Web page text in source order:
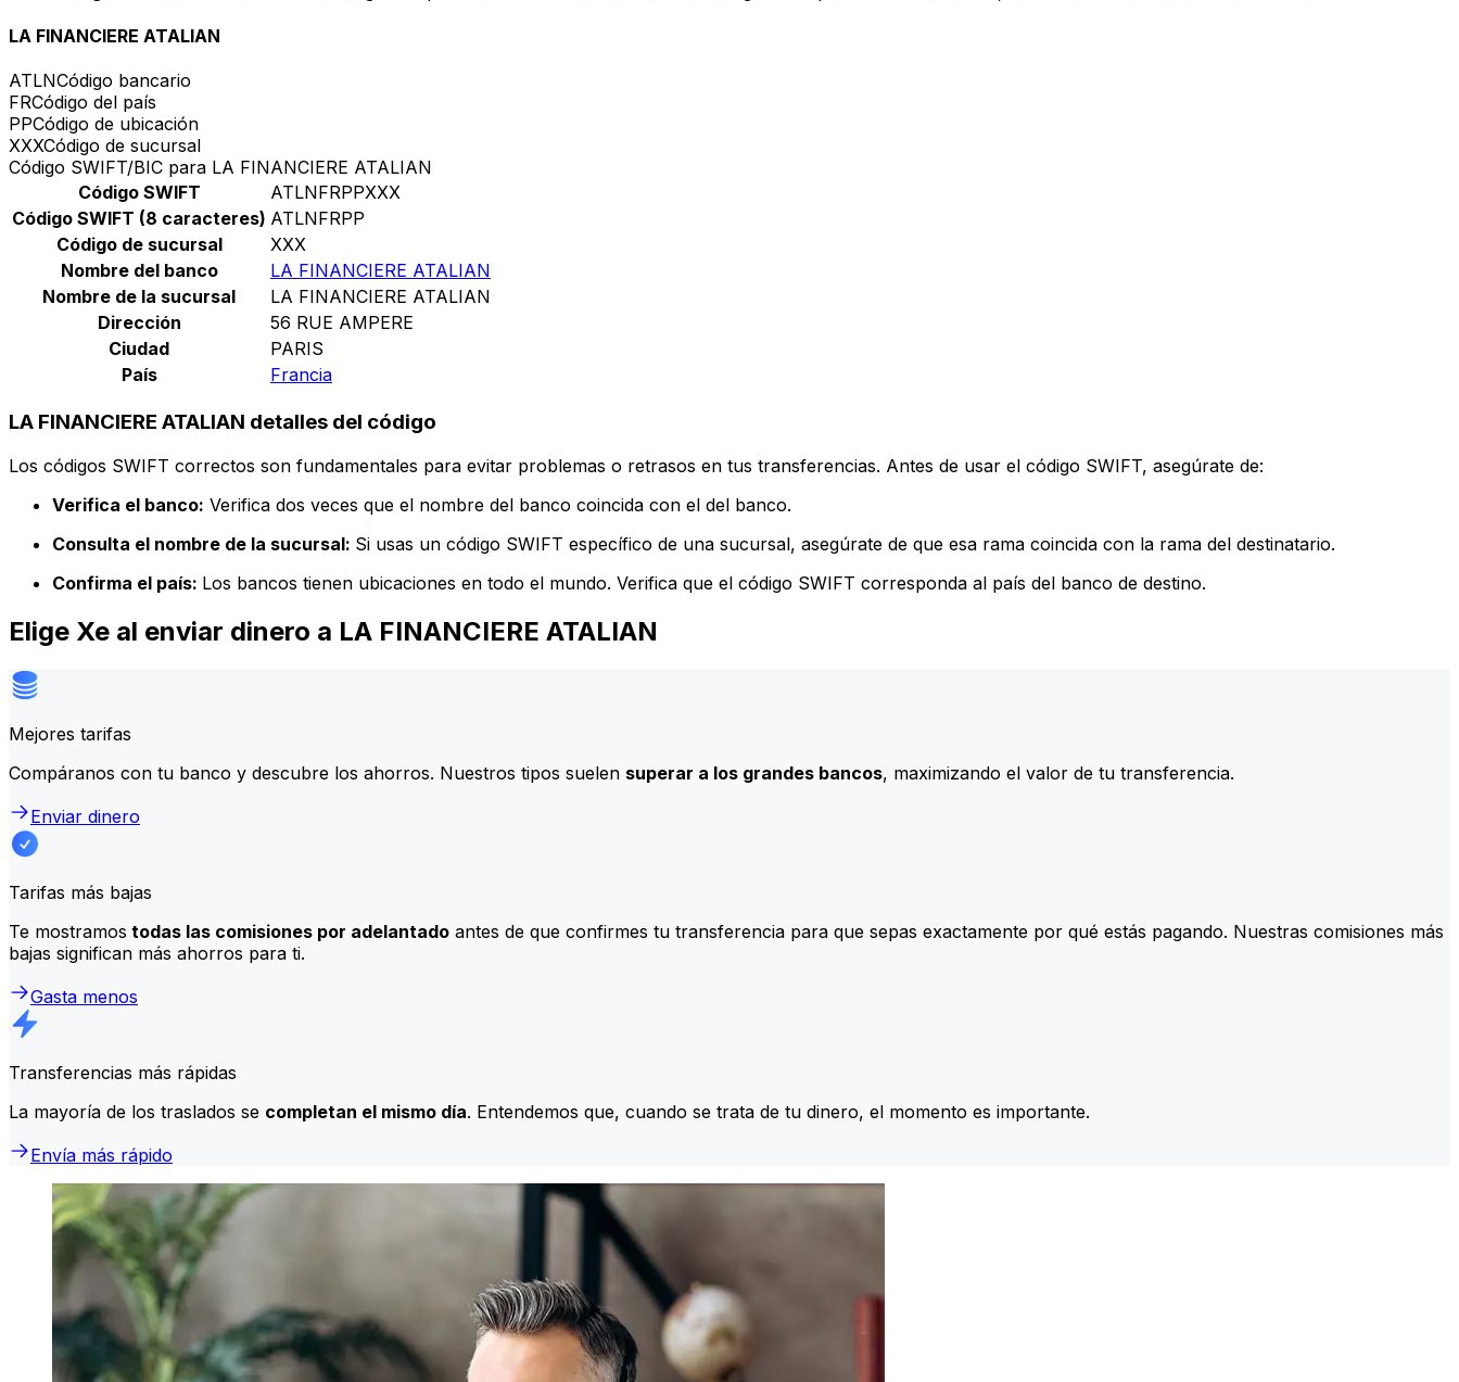
LA FINANCIERE ATALIAN
ATLNCódigo bancario
FRCódigo del país
PPCódigo de ubicación
XXXCódigo de sucursal
Código SWIFT/BIC para LA FINANCIERE ATALIAN
Código SWIFT
ATLNFRPPXXX
Código SWIFT (8 caracteres) ATLNFRPP
Código de sucursal
XXX
Nombre del banco
LA FINANCIERE ATALIAN
Nombre de la sucursal
LA FINANCIERE ATALIAN
Dirección
56 RUE AMPERE
Ciudad
PARIS
País
Francia
LA FINANCIERE ATALIAN detalles del código
Los códigos SWIFT correctos son fundamentales para evitar problemas o retrasos en tus transferencias. Antes de usar el código SWIFT, asegúrate de:
Verifica el banco: Verifica dos veces que el nombre del banco coincida con el del banco.
Consulta el nombre de la sucursal: Si usas un código SWIFT específico de una sucursal, asegúrate de que esa rama coincida con la rama del destinatario.
Confirma el país: Los bancos tienen ubicaciones en todo el mundo. Verifica que el código SWIFT corresponda al país del banco de destino.
Elige Xe al enviar dinero a LA FINANCIERE ATALIAN
Mejores tarifas
Compáranos con tu banco y descubre los ahorros. Nuestros tipos suelen superar a los grandes bancos, maximizando el valor de tu transferencia.
Enviar dinero
Tarifas más bajas
Te mostramos todas las comisiones por adelantado antes de que confirmes tu transferencia para que sepas exactamente por qué estás pagando. Nuestras comisiones más
bajas significan más ahorros para ti.
Gasta menos
Transferencias más rápidas
La mayoría de los traslados se completan el mismo día. Entendemos que, cuando se trata de tu dinero, el momento es importante.
Envía más rápido